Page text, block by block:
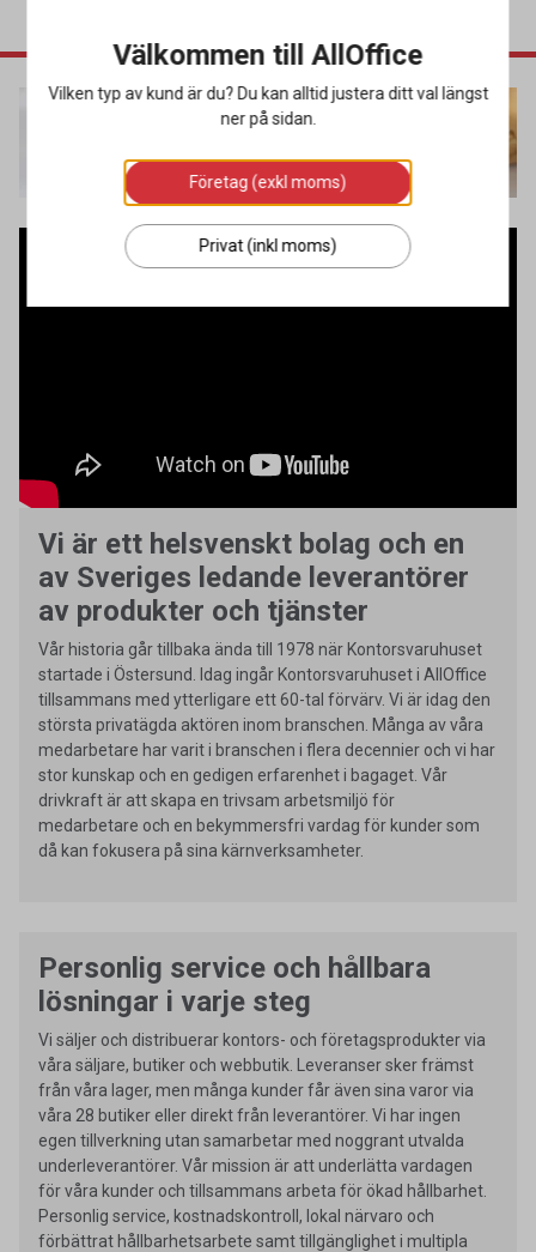
AllOffice - det här är vi!
Vi är ett helsvenskt bolag och en
av Sveriges ledande leverantörer
av produkter och tjänster
Vår historia går tillbaka ända till 1978 när Kontorsvaruhuset
startade i Östersund. Idag ingår Kontorsvaruhuset i AllOffice
tillsammans med ytterligare ett 60-tal förvärv. Vi är idag den
största privatägda aktören inom branschen. Många av våra
medarbetare har varit i branschen i flera decennier och vi har
stor kunskap och en gedigen erfarenhet i bagaget. Vår
drivkraft är att skapa en trivsam arbetsmiljö för
medarbetare och en bekymmersfri vardag för kunder som
då kan fokusera på sina kärnverksamheter.
Personlig service och hållbara
lösningar i varje steg
Vi säljer och distribuerar kontors- och företagsprodukter via
våra säljare, butiker och webbutik. Leveranser sker främst
från våra lager, men många kunder får även sina varor via
våra 28 butiker eller direkt från leverantörer. Vi har ingen
egen tillverkning utan samarbetar med noggrant utvalda
underleverantörer. Vår mission är att underlätta vardagen
för våra kunder och tillsammans arbeta för ökad hållbarhet.
Personlig service, kostnadskontroll, lokal närvaro och
förbättrat hållbarhetsarbete samt tillgänglighet i multipla
Välkommen till AllOffice
Vilken typ av kund är du? Du kan alltid justera ditt val längst
ner på sidan.
Företag (exkl moms)
Privat (inkl moms)